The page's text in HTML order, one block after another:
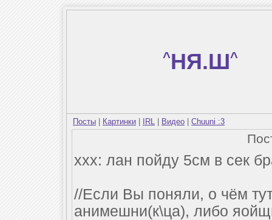
^НЯ.Ш^
Посты Картинки IRL Видео Chuuni :3
ххх: лан пойду 5см в сек
//Если Вы поняли, о чём
анимешни(к\ца), либо